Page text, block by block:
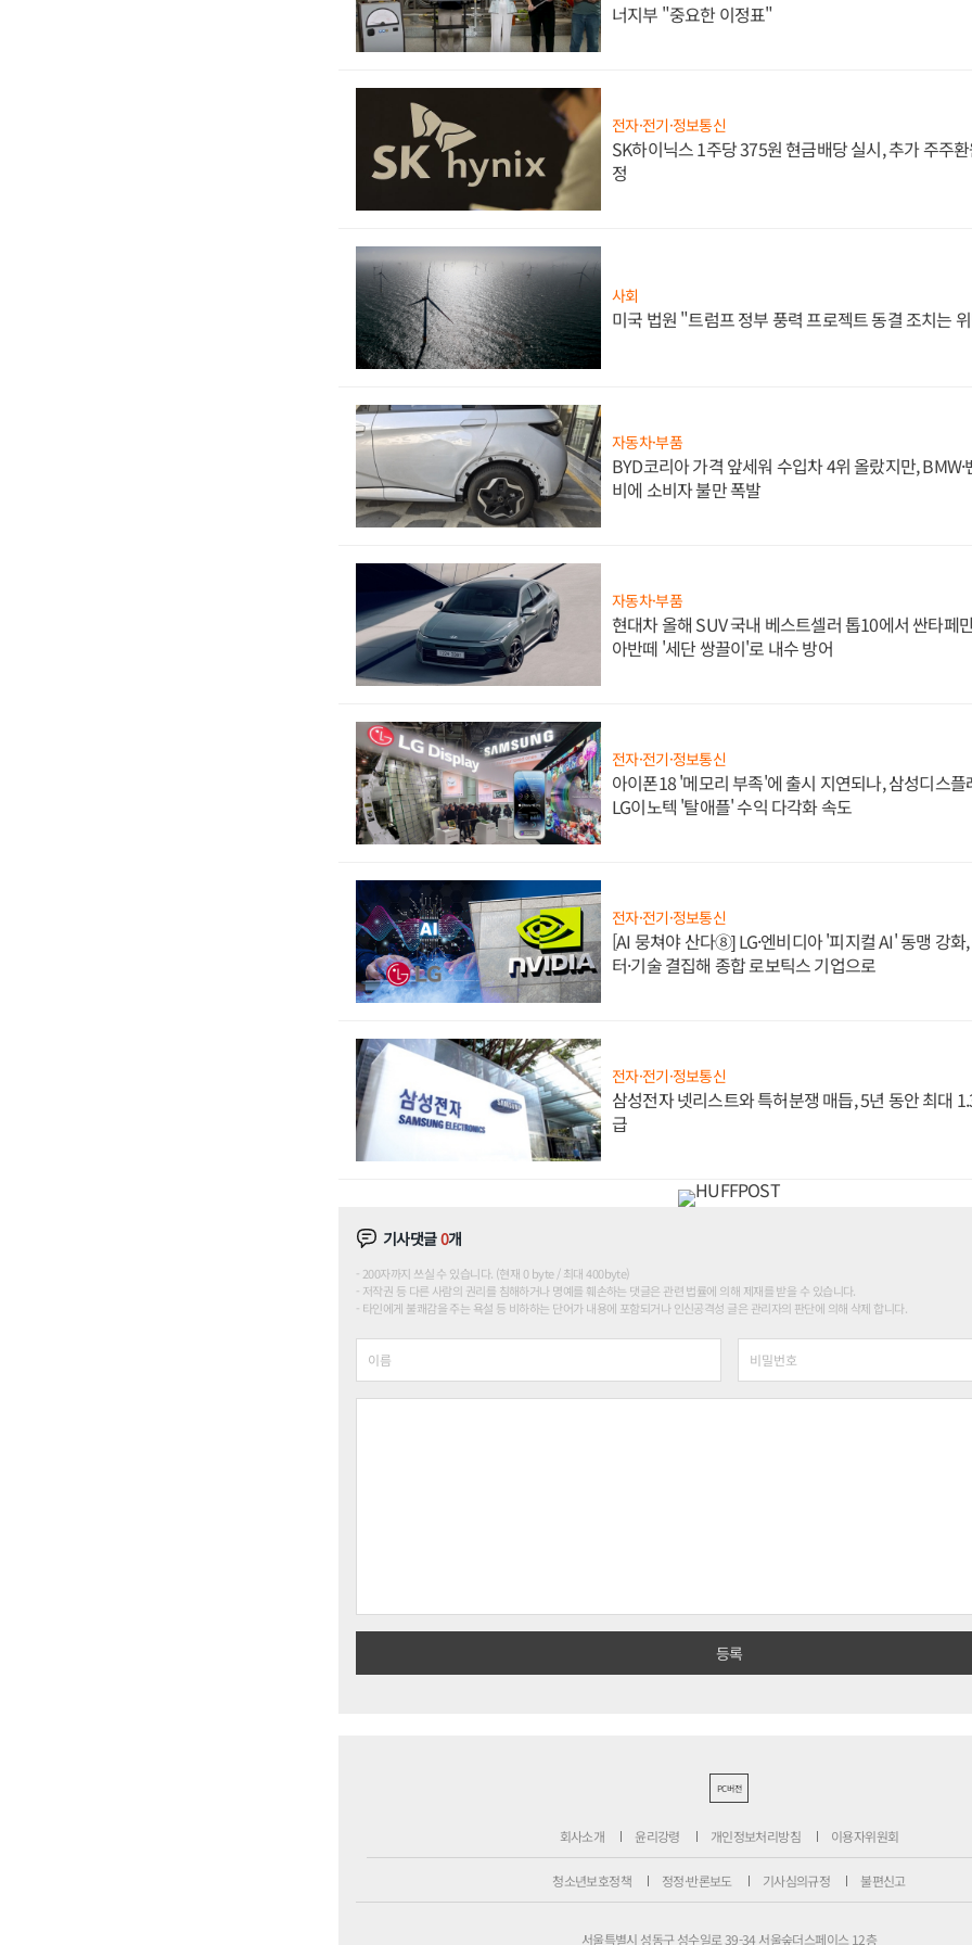
너지부 "중요한 이정표"
전자·전기·정보통신
SK하이닉스 1주당 375원 현금배당 실시, 추가 주주
정
사회
미국 법원 "트럼프 정부 풍력 프로젝트 동결 조치는
자동차·부품
BYD코리아 가격 앞세워 수입차 4위 올랐지만,
비에 소비자 불만 폭발
자동차·부품
현대차 올해 SUV 국내 베스트셀러 톱10에서 싼타페
아반떼 '세단 쌍끌이'로 내수 방어
전자·전기·정보통신
아이폰18 '메모리 부족'에 출시 지연되나, 삼성디스플
LG이노텍 '탈애플' 수익 다각화 속도
전자·전기·정보통신
[AI 뭉쳐야 산다⑧] LG·엔비디아 '피지컬 AI' 동맹 강화,
터·기술 결집해 종합 로보틱스 기업으로
전자·전기·정보통신
삼성전자 넷리스트와 특허분쟁 매듭, 5년 동안 최대
급
기사댓글0개
200자까지 쓰실 수 있습니다. (현재 0 byte / 최대 400byte)
저작권 등 다른 사람의 권리를 침해하거나 명예를 훼손하는 댓글은 관련 법률에 의해 제재를 받을 수 있습니다.
타인에게 불쾌감을 주는 욕설 등 비하하는 단어가 내용에 포함되거나 인신공격성 글은 관리자의 판단에 의해 삭제 합니다.
PC버전
회사소개 윤리강령 개인정보처리방침 이용자위원회
청소년보호정책 정정·반론보도 기사심의규정 불편신고
서울특별시 성동구 성수일로 39-34 서울숲더스페이스 12층